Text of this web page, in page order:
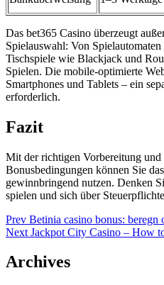
Das bet365 Casino überzeugt
Spielauswahl: Von
Tischspiele wie Blackjack und
Spielen. Die mobile-optimierte
Smartphones und Tablets – ein
erforderlich.
Fazit
Mit der richtigen Vorbereitung und
Bonusbedingungen können Sie
gewinnbringend nutzen. Denken
spielen und sich über
Post
navigation
Prev Betinia casino bonus: beregn
Next Jackpot City Casino – How
Archives